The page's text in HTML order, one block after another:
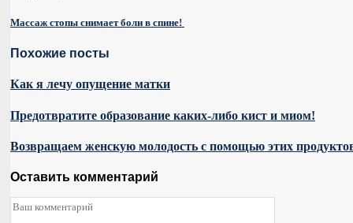
Массаж стопы снимает боли в спине!
Похожие посты
Как я лечу опущение матки
Предотвратите образование каких-либо кист и миом!
Возвращаем женскую молодость с помощью этих
Оставить комментарий